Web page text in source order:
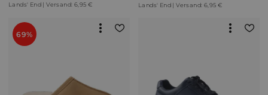
Lands' End | Versand: 6,95 €
Lands' End | Versand: 6,95 €
69%